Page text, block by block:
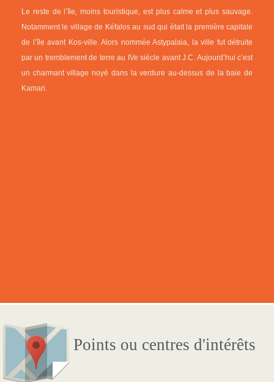
Le reste de l’île, moins touristique, est plus calme et plus sauvage.
Notamment le village de Kéfalos au sud qui était la première capitale
de l’île avant Kos-ville. Alors nommée Astypalaia, la ville fut détruite
par un tremblement de terre au IVe siècle avant J.C. Aujourd’hui c’est
un charmant village noyé dans la verdure au-dessus de la baie de
Kamari.
Points ou centres d'intérêts